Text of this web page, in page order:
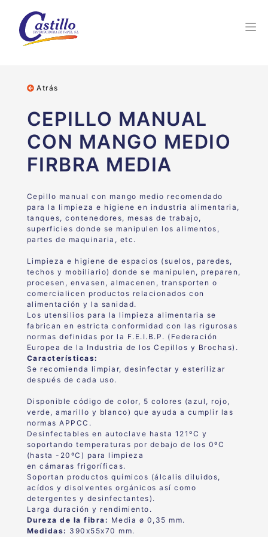
Atrás
CEPILLO MANUAL
CON MANGO MEDIO
FIRBRA MEDIA
Cepillo manual con mango medio recomendado
para la limpieza e higiene en industria alimentaria,
tanques, contenedores, mesas de trabajo,
superficies donde se manipulen los alimentos,
partes de maquinaria, etc.
Limpieza e higiene de espacios (suelos, paredes,
techos y mobiliario) donde se manipulen, preparen,
procesen, envasen, almacenen, transporten o
comercialicen productos relacionados con
alimentación y la sanidad.
Los utensilios para la limpieza alimentaria se
fabrican en estricta conformidad con las rigurosas
normas definidas por la F.E.I.B.P. (Federación
Europea de la Industria de los Cepillos y Brochas).
Características:
Se recomienda limpiar, desinfectar y esterilizar
después de cada uso.
Disponible código de color, 5 colores (azul, rojo,
verde, amarillo y blanco) que ayuda a cumplir las
normas APPCC.
Desinfectables en autoclave hasta 121ºC y
soportando temperaturas por debajo de los 0ºC
(hasta -20ºC) para limpieza
en cámaras frigoríficas.
Soportan productos químicos (álcalis diluidos,
acídos y disolventes orgánicos así como
detergentes y desinfectantes).
Larga duración y rendimiento.
Dureza de la fibra: Media ø 0,35 mm.
Medidas: 390x55x70 mm.